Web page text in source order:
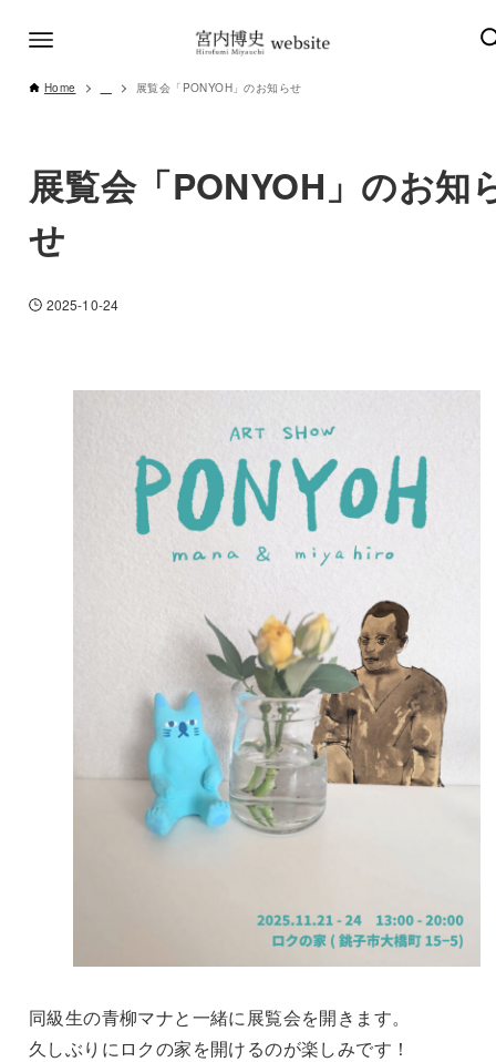
Home 展覧会「PONYOH」のお知らせ
展覧会「PONYOH」のお知
せ
2025-10-24
同級生の青柳マナと一緒に展覧会を開きます。
久しぶりにロクの家を開けるのが楽しみです！